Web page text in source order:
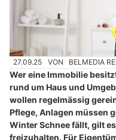
27.09.25 VON BELMEDIA
Wer eine Immobilie
rund um Haus und
wollen regelmässig
Pflege, Anlagen müssen
Winter Schnee fällt, gilt
freizuhalten. Für